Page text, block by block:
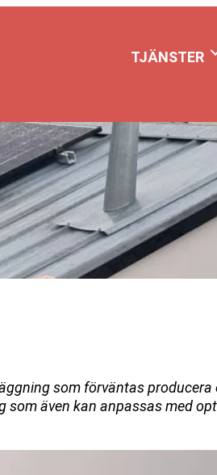
TJÄNSTER
som förväntas
även kan anpassas med